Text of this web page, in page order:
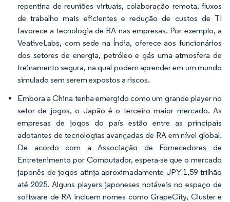
repentina de reuniões virtuais, colaboração remota, fluxos
de trabalho mais eficientes e redução de custos de TI
favorece a tecnologia de RA nas empresas. Por exemplo, a
VeativeLabs, com sede na Índia, oferece aos funcionários
dos setores de energia, petróleo e gás uma atmosfera de
treinamento segura, na qual podem aprender em um mundo
simulado sem serem expostos a riscos.
Embora a China tenha emergido como um grande player no
setor de jogos, o Japão é o terceiro maior mercado. As
empresas de jogos do país estão entre as principais
adotantes de tecnologias avançadas de RA em nível global.
De acordo com a Associação de Fornecedores de
Entretenimento por Computador, espera-se que o mercado
japonês de jogos atinja aproximadamente JPY 1,59 trilhão
até 2025. Alguns players japoneses notáveis no espaço de
software de RA incluem nomes como GrapeCity, Cluster e